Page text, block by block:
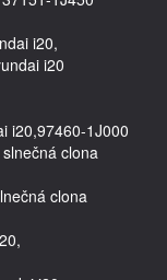
i20,
i20
i20,97460-1J000
clona
clona